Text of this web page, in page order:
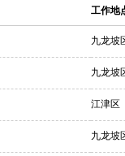
工作地
九龙坡
九龙坡
江津区
九龙坡